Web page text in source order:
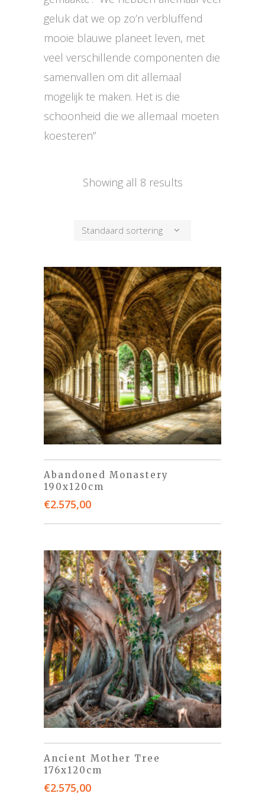
geluk dat we op zo’n verbluffend
mooie blauwe planeet leven, met
veel verschillende componenten die
samenvallen om dit allemaal
mogelijk te maken. Het is die
schoonheid die we allemaal moeten
koesteren”
Showing all 8 results
Standaard sortering
Abandoned Monastery
190x120cm
€2.575,00
Ancient Mother Tree
176x120cm
€2.575,00